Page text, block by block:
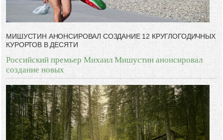
МИШУСТИН АНОНСИРОВАЛ СОЗДАНИЕ 12 КРУГЛОГОДИЧНЫХ
КУРОРТОВ В ДЕСЯТИ
Российский премьер Михаил Мишустин анонсировал
создание новых